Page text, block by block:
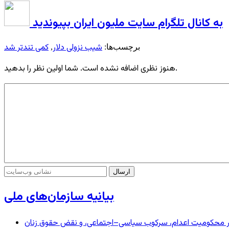
به کانال تلگرام سایت ملیون ایران بپیوندید
برچسب‌ها: شیب نزولی دلار, کمی تندتر شد
هنوز نظری اضافه نشده است. شما اولین نظر را بدهید.
بیانیه سازمان‌های ملی
در محکومیت اعدام، سرکوب سیاسی–اجتماعی، و نقض حقوق زنان